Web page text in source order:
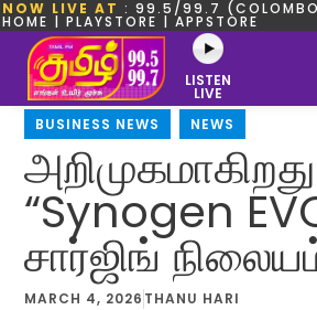
NOW LIVE AT : 99.5/99.7
HOME | PLAYSTORE | APPSTORE
LISTEN
LIVE
BUSINESS NEWS
NEWS
அறிமுகமாகிறது
“Synogen
சார்ஜிங்
MARCH 4, 2026 THANU HARI